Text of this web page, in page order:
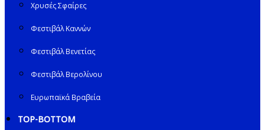
Χρυσές Σφαίρες
Φεστιβάλ Καννών
Φεστιβάλ Βενετίας
Φεστιβάλ Βερολίνου
Ευρωπαϊκά Βραβεία
TOP-BOTTOM